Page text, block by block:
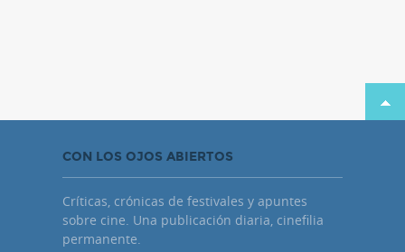
CON LOS OJOS ABIERTOS
Críticas, crónicas de festivales y apuntes
sobre cine. Una publicación diaria, cinefilia
permanente.